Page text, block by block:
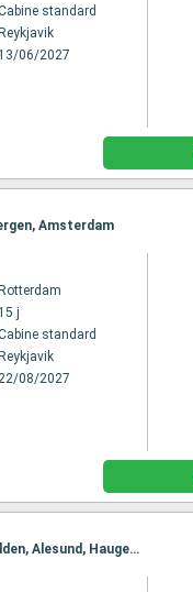
standard
Reykjavik
13/06/2027
Amsterdam
Rotterdam
15 j
standard
Reykjavik
08/2027
Itinéraire : Reykjavik, Grundarfjordur, Heimaey, Runavik, Kirkwall, Rotterdam, Eidfjord, Olden, Alesund, Haugesund, Rotterdam